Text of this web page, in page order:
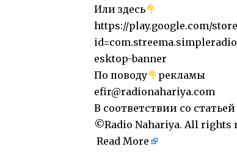
Или здесь
https://play.google.com/
esktop-banner
По поводу
рекламы
efir@radionahariya.com
В соответствии со
©Radio Nahariya. All rights
Read More